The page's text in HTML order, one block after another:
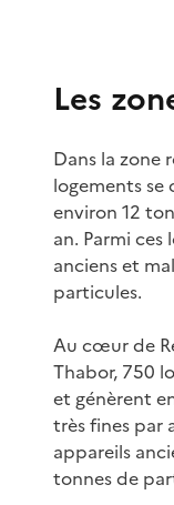
Les
Dans la zone
logements
environ 12
an. Parmi
anciens et
particules.
Au cœur de
Thabor, 750
et génèrent
très fines par
appareils
tonnes de